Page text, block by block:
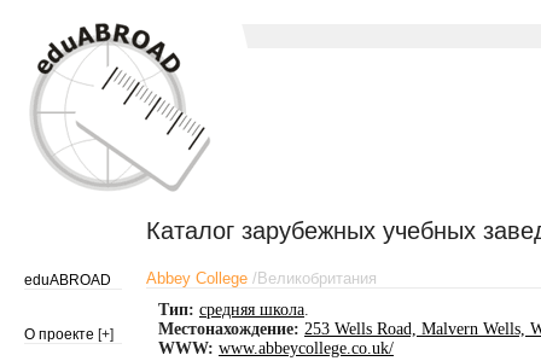
Каталог зарубежных учебных
eduABROAD
О проекте [+]
Abbey College /Великобритания
Тип: средняя школа.
Местонахождение: 253 Wells Road, Malvern Wells,
WWW: www.abbeycollege.co.uk/